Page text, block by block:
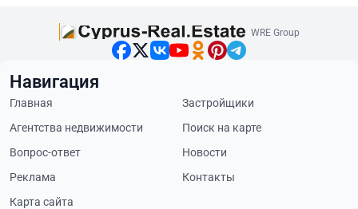
WRE Group
Навигация
Главная
Застройщики
Агентства недвижимости
Поиск на карте
Вопрос-ответ
Новости
Реклама
Контакты
Карта сайта